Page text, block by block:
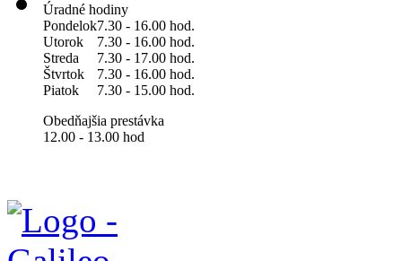
Úradné hodiny
Pondelok7.30 - 16.00 hod.
Utorok
7.30 - 16.00 hod.
Streda
7.30 - 17.00 hod.
Štvrtok
7.30 - 16.00 hod.
Piatok
7.30 - 15.00 hod.
Obedňajšia prestávka
12.00 - 13.00 hod